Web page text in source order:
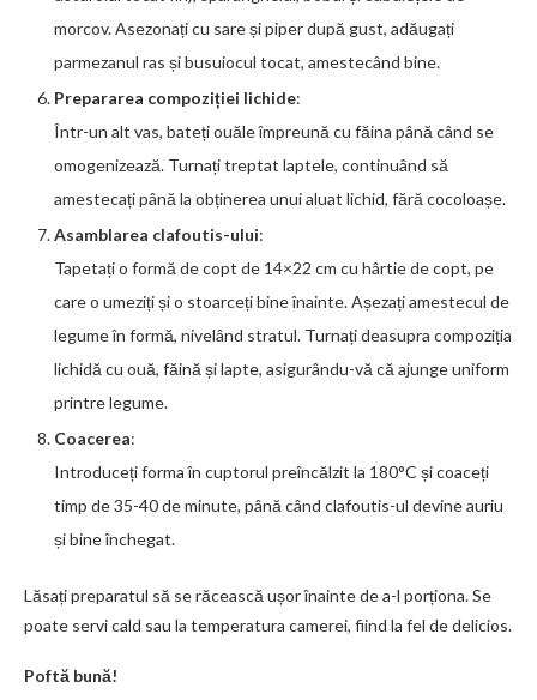
morcov. Asezonați cu sare și piper după gust, adăugați
parmezanul ras și busuiocul tocat, amestecând bine.
Prepararea compoziției lichide:
Într-un alt vas, bateți ouăle împreună cu făina până când se
omogenizează. Turnați treptat laptele, continuând să
amestecați până la obținerea unui aluat lichid, fără cocoloașe.
Asamblarea clafoutis-ului:
Tapetați o formă de copt de 14×22 cm cu hârtie de copt, pe
care o umeziți și o stoarceți bine înainte. Așezați amestecul de
legume în formă, nivelând stratul. Turnați deasupra compoziția
lichidă cu ouă, făină și lapte, asigurându-vă că ajunge uniform
printre legume.
Coacerea:
Introduceți forma în cuptorul preîncălzit la 180°C și coaceți
timp de 35-40 de minute, până când clafoutis-ul devine auriu
și bine închegat.
Lăsați preparatul să se răcească ușor înainte de a-l porționa. Se
poate servi cald sau la temperatura camerei, fiind la fel de delicios.
Poftă bună!